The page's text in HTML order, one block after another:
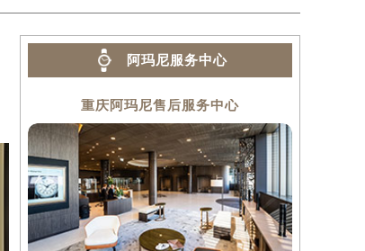
阿玛尼服务中心
重庆阿玛尼售后服务中心